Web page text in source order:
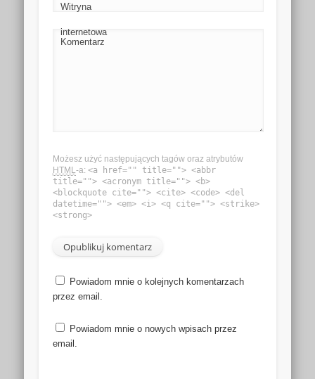
Witryna
internetowa
Komentarz
Możesz użyć następujących tagów oraz atrybutów
HTML-a: <a href="" title=""> <abbr
title=""> <acronym title=""> <b>
<blockquote cite=""> <cite> <code> <del
datetime=""> <em> <i> <q cite=""> <strike>
<strong>
Powiadom mnie o kolejnych komentarzach
przez email.
Powiadom mnie o nowych wpisach przez
email.